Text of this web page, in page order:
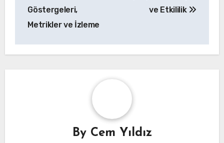
Göstergeleri,
Metrikler ve İzleme
ve Etkililik
By Cem Yıldız